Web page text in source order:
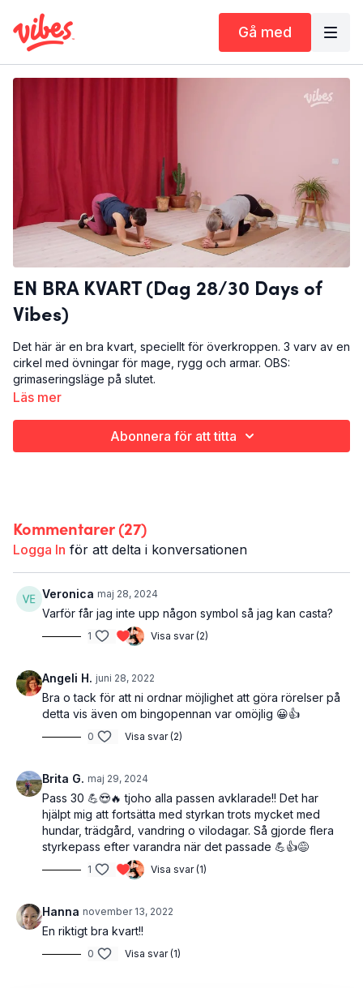
Gå med
EN BRA KVART (Dag 28/30 Days of
Vibes)
Det här är en bra kvart, speciellt för överkroppen. 3 varv av en
cirkel med övningar för mage, rygg och armar. OBS:
grimaseringsläge på slutet.
Läs mer
Abonnera för att titta
Kommentarer (27)
Logga In för att delta i konversationen
Veronica maj 28, 2024
Varför får jag inte upp någon symbol så jag kan casta?
1 Visa svar (2)
Angeli H. juni 28, 2022
Bra o tack för att ni ordnar möjlighet att göra rörelser på
detta vis även om bingopennan var omöjlig 😀👍
0 Visa svar (2)
Brita G. maj 29, 2024
Pass 30 💪😍🔥 tjoho alla passen avklarade!! Det har
hjälpt mig att fortsätta med styrkan trots mycket med
hundar, trädgård, vandring o vilodagar. Så gjorde flera
styrkepass efter varandra när det passade 💪👍😅
1 Visa svar (1)
Hanna november 13, 2022
En riktigt bra kvart!!
0 Visa svar (1)